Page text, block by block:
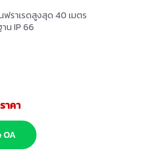
ฟราเรดสูงสุด 40 เมตร
น IP 66
าคา
OA